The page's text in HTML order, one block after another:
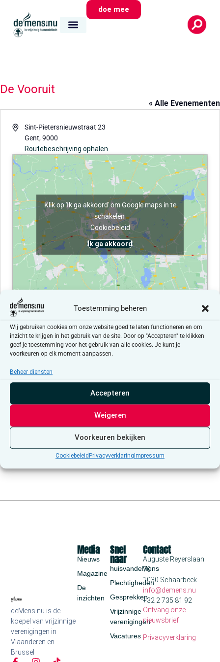
Toestemming beheren
Wij gebruiken cookies om onze website goed te laten functioneren en om
inzicht te krijgen in het gebruik van de site. Door op "Accepteren" te klikken
geef je toestemming voor het gebruik van alle cookies. Je kunt je
voorkeuren op elk moment aanpassen.
Beheer diensten
Accepteren
Weigeren
Voorkeuren bekijken
Cookiebeleid Privacyverklaring Impressum
doe mee
De Vooruit
« Alle Evenementen
AdresSint-Pietersnieuwstraat 23
Gent,9000
Routebeschrijving ophalen
Klik op 'Ik ga akkoord' om Google maps in te
schakelen
Cookiebeleid
Ik ga akkoord
Evenementen at this locatie
BerichtEr zijn geen resultaten gevonden.
Aankomende
Selecteer
datum.
Abonneer op kalender
deMens.nu is de
koepel van vrijzinnige
verenigingen in
Vlaanderen en
Brussel
Snel
naar
huisvandeMens
Plechtigheden
Gesprekken
Vrijzinnige
verenigingen
Vacatures
Media
Nieuws
Magazine
De
inzichten
Contact
Auguste Reyerslaan
70
1030 Schaarbeek
info@demens.nu
+32 2 735 81 92
Ontvang onze
nieuwsbrief
Privacyverklaring